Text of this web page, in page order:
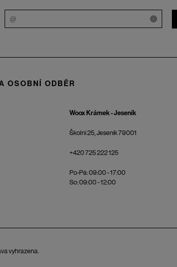
i
OSOBNÍ ODBĚR
Woox Krámek - Jeseník
Školní 25, Jeseník 79001
+420 725 222 125
Po-Pá: 09:00 - 17:00
So: 09:00 - 12:00
vyhrazena.